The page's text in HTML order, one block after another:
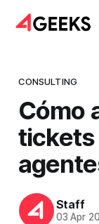
CONSULTING
Cómo
tickets
Staff
03 Apr